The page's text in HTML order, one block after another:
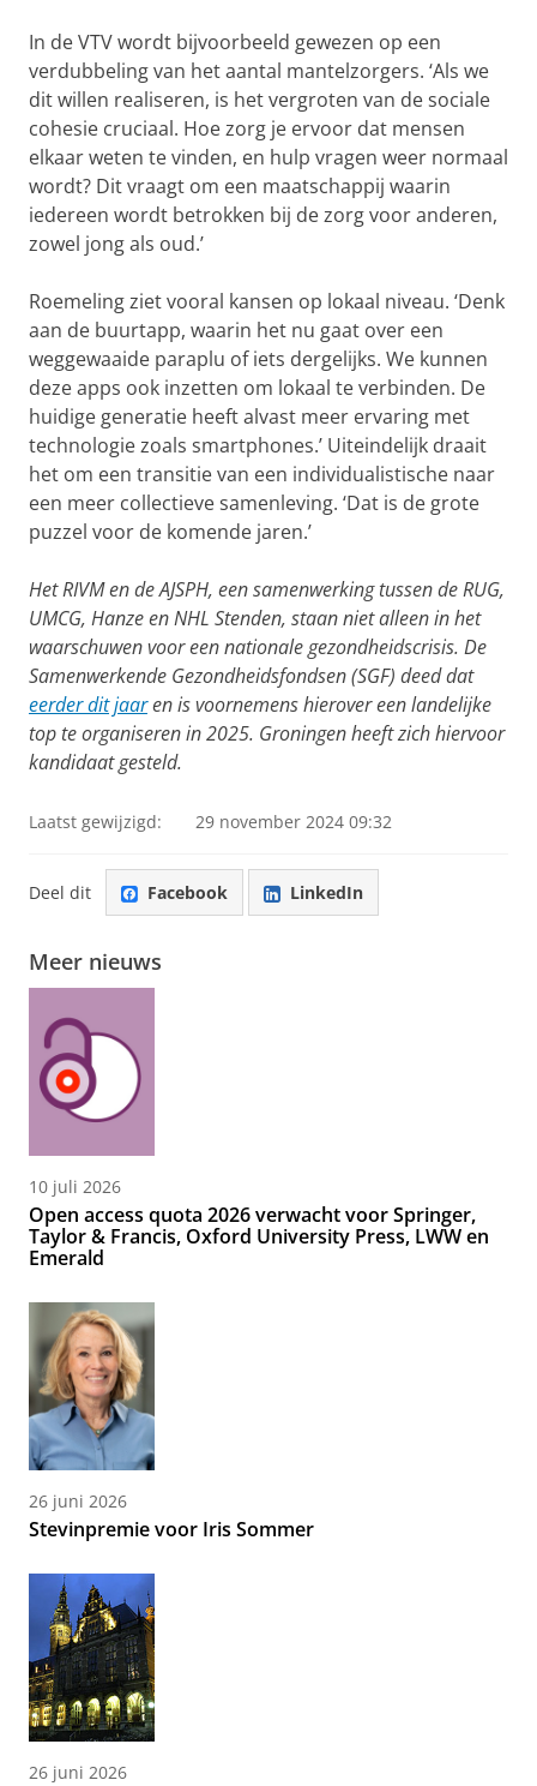
In de VTV wordt bijvoorbeeld gewezen op een
verdubbeling van het aantal mantelzorgers. ‘Als we
dit willen realiseren, is het vergroten van de sociale
cohesie cruciaal. Hoe zorg je ervoor dat mensen
elkaar weten te vinden, en hulp vragen weer normaal
wordt? Dit vraagt om een maatschappij waarin
iedereen wordt betrokken bij de zorg voor anderen,
zowel jong als oud.’
Roemeling ziet vooral kansen op lokaal niveau. ‘Denk
aan de buurtapp, waarin het nu gaat over een
weggewaaide paraplu of iets dergelijks. We kunnen
deze apps ook inzetten om lokaal te verbinden. De
huidige generatie heeft alvast meer ervaring met
technologie zoals smartphones.’ Uiteindelijk draait
het om een transitie van een individualistische naar
een meer collectieve samenleving. ‘Dat is de grote
puzzel voor de komende jaren.’
Het RIVM en de AJSPH, een samenwerking tussen de RUG,
UMCG, Hanze en NHL Stenden, staan niet alleen in het
waarschuwen voor een nationale gezondheidscrisis. De
Samenwerkende Gezondheidsfondsen (SGF) deed dat
eerder dit jaaren is voornemens hierover een landelijke
top te organiseren in 2025. Groningen heeft zich hiervoor
kandidaat gesteld.
Laatst gewijzigd: 29 november 2024 09:32
Deel dit Facebook LinkedIn
Meer nieuws
10 juli 2026
Open access quota 2026 verwacht voor Springer,
Taylor & Francis, Oxford University Press, LWW en
Emerald
26 juni 2026
Stevinpremie voor Iris Sommer
26 juni 2026